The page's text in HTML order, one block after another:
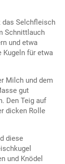
das Selchfleisch
Schnittlauch
und etwa
Kugeln für etwa
Milch und dem
gut
Den Teig auf
dicken Rolle
diese
und Knödel